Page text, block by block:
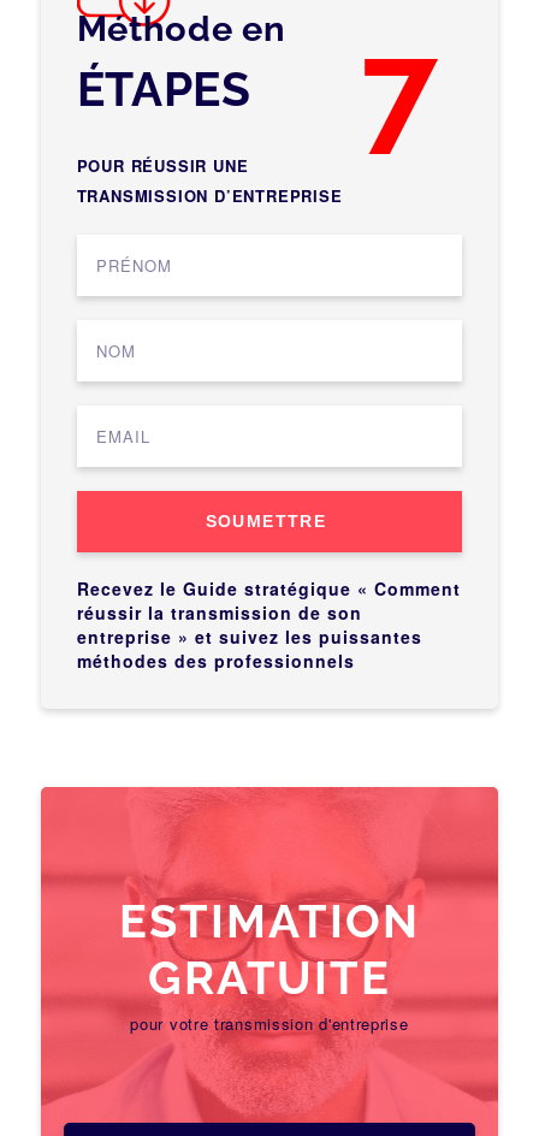
Méthode en 7
ÉTAPES
POUR RÉUSSIR UNE
TRANSMISSION D’ENTREPRISE
SOUMETTRE
Recevez le Guide stratégique « Comment
réussir la transmission de son
entreprise » et suivez les puissantes
méthodes des professionnels
ESTIMATION
GRATUITE
pour votre transmission d'entreprise